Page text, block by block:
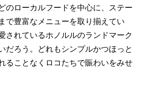
のローカルフードを中心に、ステー
で豊富なメニューを取り揃えてい
されているホノルルのランドマーク
だろう。どれもシンプルかつほっと
ることなくロコたちで賑わいをみせ